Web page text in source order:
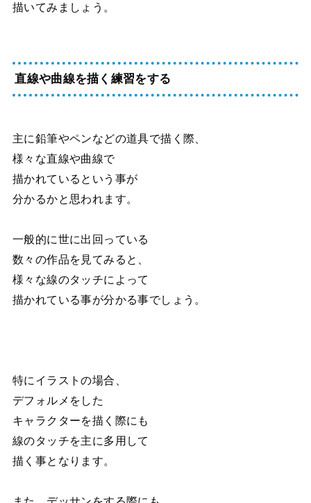
描いてみましょう。
直線や曲線を描く練習をする
主に鉛筆やペンなどの道具で描く際、
様々な直線や曲線で
描かれているという事が
分かるかと思われます。
一般的に世に出回っている
数々の作品を見てみると、
様々な線のタッチによって
描かれている事が分かる事でしょう。
特にイラストの場合、
デフォルメをした
キャラクターを描く際にも
線のタッチを主に多用して
描く事となります。